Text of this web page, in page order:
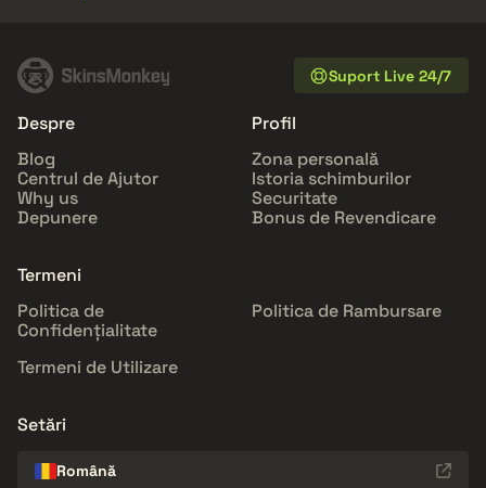
Suport Live 24/7
Despre
Blog
Centrul de Ajutor
Why us
Depunere
Profil
Zona personală
Istoria schimburilor
Securitate
Bonus de Revendicare
Termeni
Politica de
Confidențialitate
Politica de Rambursare
Termeni de Utilizare
Setări
Română